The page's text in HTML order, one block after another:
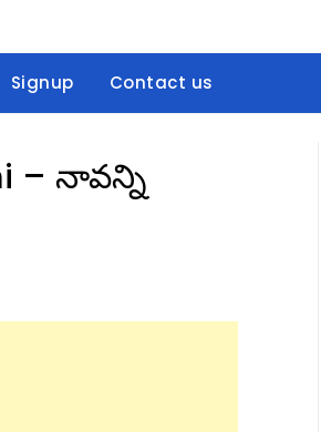
Signup Contact us
– నావన్ని